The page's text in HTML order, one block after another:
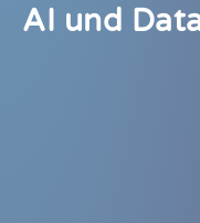
AI und